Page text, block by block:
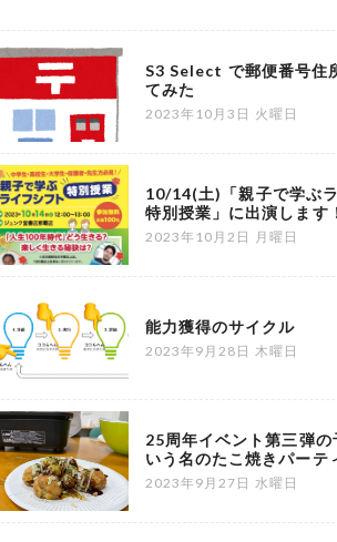
S3 Select で郵便番号住
てみた
2023年10月3日 火曜日
10/14(土)「親子で学ぶ
特別授業」に出演します
2023年10月2日 月曜日
能力獲得のサイクル
2023年9月28日 木曜日
25周年イベント第三弾の
いう名のたこ焼きパーテ
2023年9月27日 水曜日